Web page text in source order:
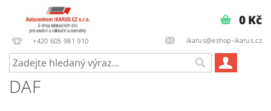
+420 605 981 910 ikarus@eshop-ikarus.cz
0 Kč
DAF